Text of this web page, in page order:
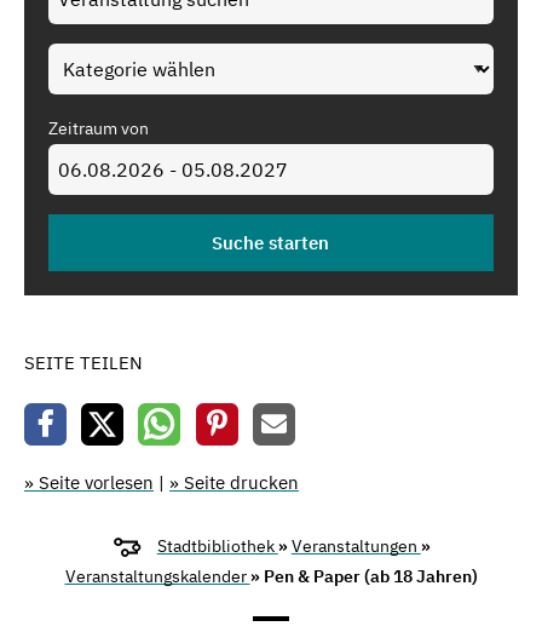
Zeitraum von
SEITE TEILEN
» Seite vorlesen | » Seite drucken
Stadtbibliothek »Veranstaltungen »
Veranstaltungskalender » Pen & Paper (ab 18 Jahren)